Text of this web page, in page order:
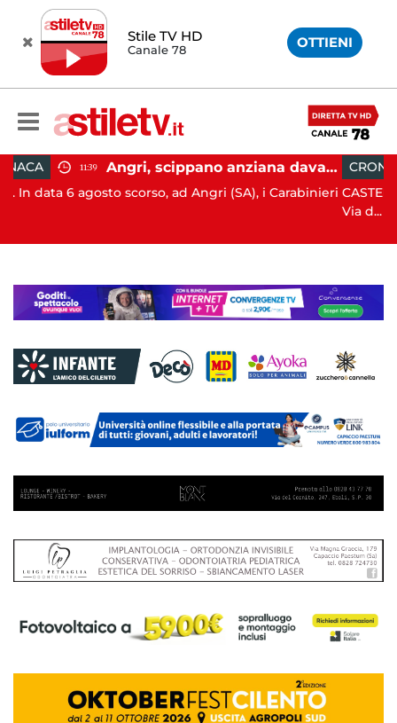
Stile TV HD
Canale 78 OTTIENI
Angri, scippano anziana davanti ad un negozio: tre arresti
ad Angri (SA), i Carabinieri
CRONACA 05:42
CASTELLABATE. Ha perso il